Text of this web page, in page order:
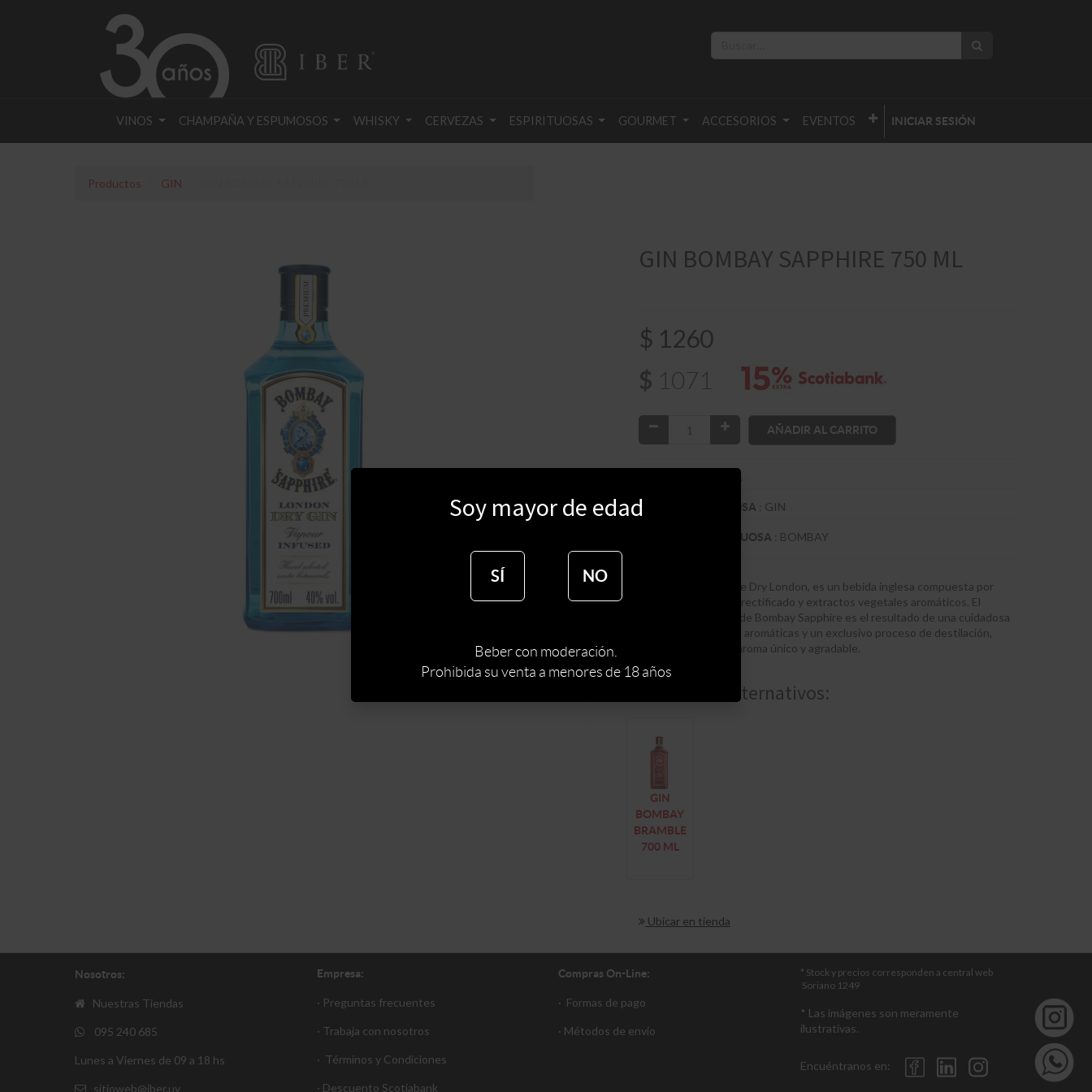
VINOS CHAMPAÑA Y ESPUMOSOS WHISKY CERVEZAS ESPIRITUOSAS GOURMET ACCESORIOS EVENTOS INICIAR SESIÓN
Productos GIN
GIN BOMBAY SAPPHIRE 750 ML
$ 1260
$ 1071
AÑADIR AL CARRITO
INGLATERRA
TIPO DE ESPIRITUOSA : GIN
MARCA DE ESPIRITUOSA : BOMBAY
Gin Bombay Sapphire Dry London, es un bebida inglesa compuesta por
destilado alcohólico rectificado y extractos vegetales aromáticos. El
incomparable sabor de Bombay Sapphire es el resultado de una cuidadosa
selección de hierbas aromáticas y un exclusivo proceso de destilación,
proporcionando un aroma único y agradable.
Productos alternativos:
GIN
BOMBAY
BRAMBLE
700 ML
Ubicar en tienda
Nosotros:
Nuestras Tiendas
095 240 685
Lunes a Viernes de 09 a 18 hs
sitioweb@iber.uy
Empresa:
· Preguntas frecuentes
· Trabaja con nosotros
· Términos y Condiciones
· Descuento Scotiabank
Compras On-Line:
· Formas de pago
· Métodos de envío
* Stock y precios corresponden a central web
Soriano 1249
* Las imágenes son meramente
ilustrativas.
Encuéntranos en:
Soy mayor de edad
SÍ NO
Beber con moderación.
Prohibida su venta a menores de 18 años